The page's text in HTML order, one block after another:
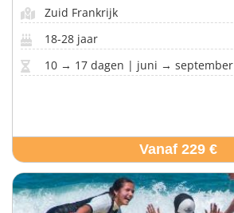
Zuid Frankrijk
18-28 jaar
10 → 17 dagen | juni → september
Vanaf 229 €